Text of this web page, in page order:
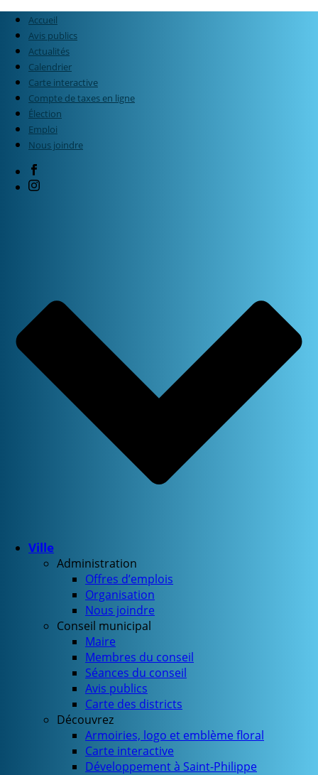
Accueil
Avis publics
Actualités
Calendrier
Carte interactive
Compte de taxes en ligne
Élection
Emploi
Nous joindre
Ville
Administration
Offres d’emplois
Organisation
Nous joindre
Conseil municipal
Maire
Membres du conseil
Séances du conseil
Avis publics
Carte des districts
Découvrez
Armoiries, logo et emblème floral
Carte interactive
Développement à Saint-Philippe